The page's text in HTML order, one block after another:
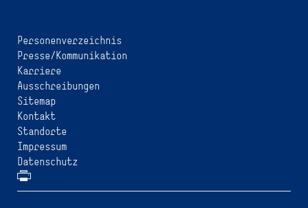
Personenverzeichnis
Presse/Kommunikation
Karriere
Ausschreibungen
Sitemap
Kontakt
Standorte
Impressum
Datenschutz